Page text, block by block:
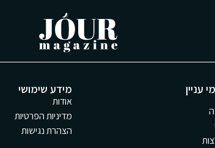
עניין מידע שימושי
אודות
מדיניות הפרטיות
הצהרת נגישות